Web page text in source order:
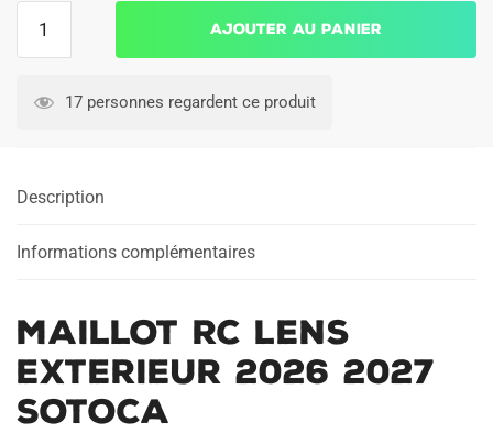
2027
Ajouter au panier
17 personnes regardent ce produit
Description
Informations complémentaires
Maillot RC Lens
Exterieur 2026 2027
Sotoca